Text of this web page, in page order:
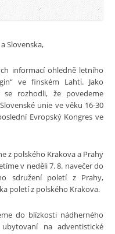
Slovenska,
informací ohledně letního
ve finském Lahti. Jako
rozhodli, že povedeme
unie ve věku 16-30
Evropský Kongres ve
z polského Krakova a Prahy
v neděli 7. 8. navečer do
sdružení poletí z Prahy,
poletí z polského Krakova.
do blízkosti nádherného
na adventistické